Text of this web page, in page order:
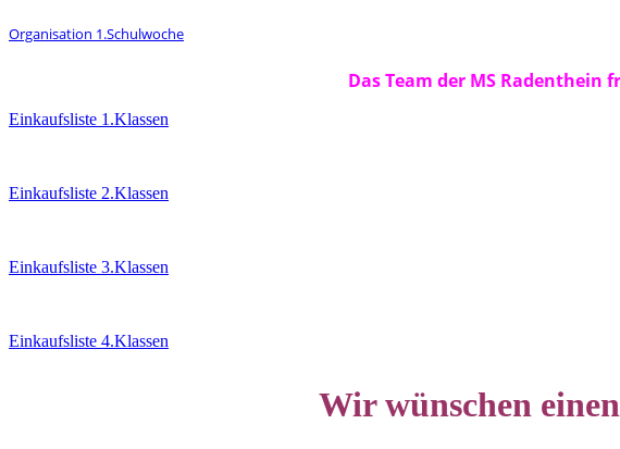
Organisation 1.Schulwoche
Das Team der MS
Einkaufsliste 1.Klassen
Einkaufsliste 2.Klassen
Einkaufsliste 3.Klassen
Einkaufsliste 4.Klassen
Wir wünschen